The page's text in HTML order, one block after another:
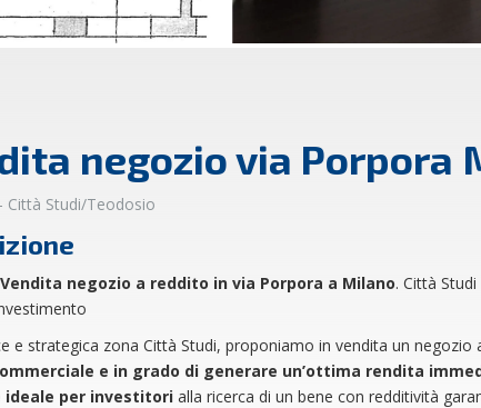
negozio via Porpora
Città Studi/Teodosio
Vendita negozio a reddito in via Porpora a Milano. Città
e strategica zona Città Studi, proponiamo in vendita un negozio
e in grado di generare un’ottima rendita
ideale per investitori alla ricerca di un bene con redditività